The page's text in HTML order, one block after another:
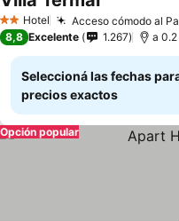
2 Estrellas
Hotel Acceso cómodo al
Ver precios
8,8 Excelente 1.267 a 0.2
Seleccioná las fechas
precios exactos
Opción popular